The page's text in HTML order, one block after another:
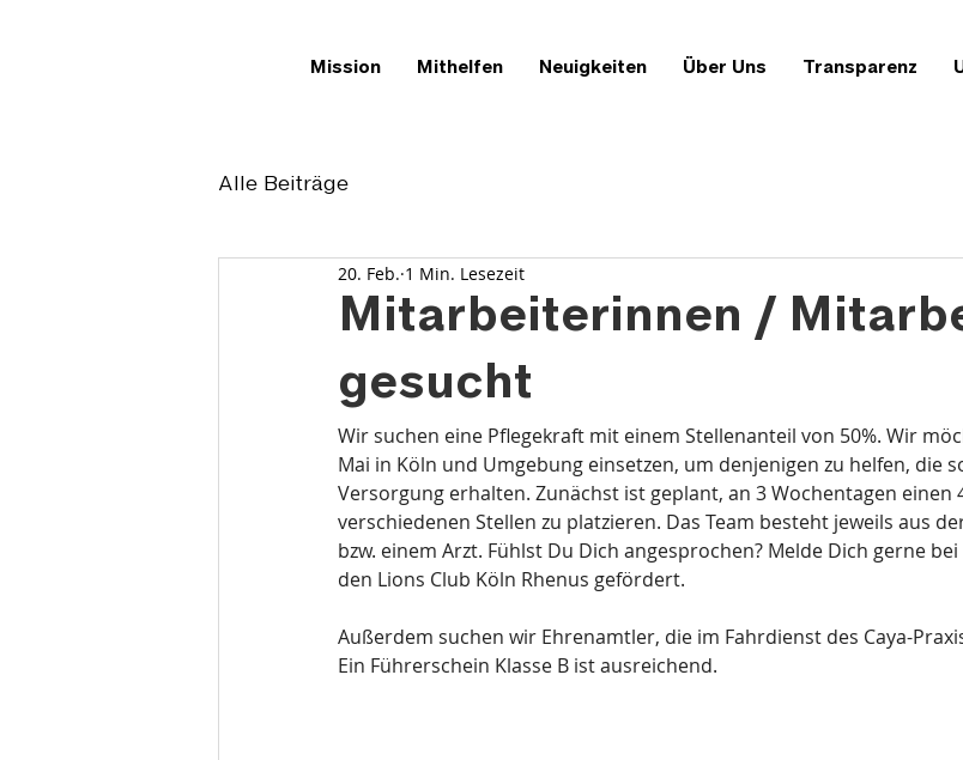
Mission Mithelfen Neuigkeiten Über Uns Transparenz
Alle Beiträge
Mitarbeiterinnen /
gesucht
20. Feb. 1 Min. Lesezeit
Wir suchen eine Pflegekraft mit einem Stellenanteil von 50%. Wir
Mai in Köln und Umgebung einsetzen, um denjenigen zu helfen, die
Versorgung erhalten. Zunächst ist geplant, an 3 Wochentagen einen
verschiedenen Stellen zu platzieren. Das Team besteht jeweils aus
bzw. einem Arzt. Fühlst Du Dich angesprochen? Melde Dich gerne
den Lions Club Köln Rhenus gefördert.
Außerdem suchen wir Ehrenamtler, die im Fahrdienst des Caya-
Ein Führerschein Klasse B ist ausreichend.